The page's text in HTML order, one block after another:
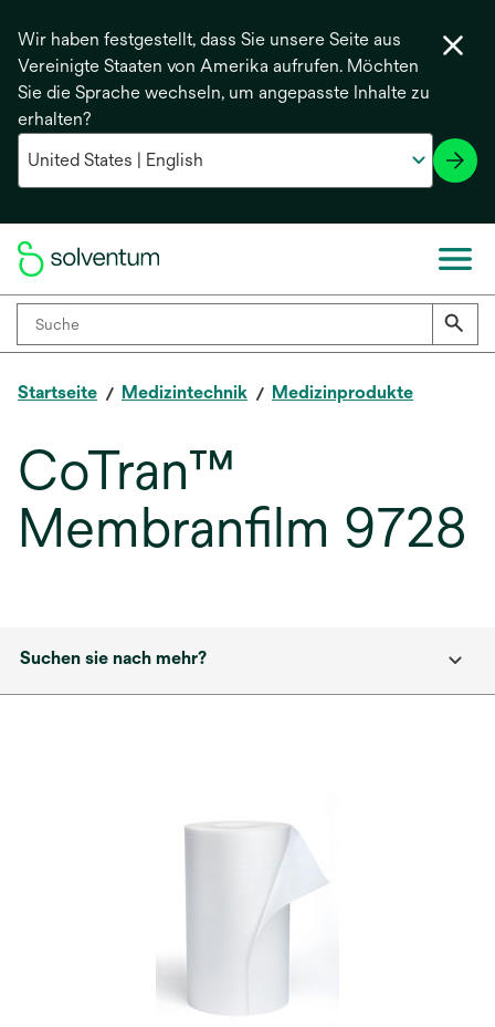
Wir haben festgestellt, dass Sie unsere Seite aus
Vereinigte Staaten von Amerika aufrufen. Möchten
Sie die Sprache wechseln, um angepasste Inhalte zu
erhalten?
Startseite Medizintechnik Medizinprodukte
CoTran™
Membranfilm 9728
Suchen sie nach mehr?